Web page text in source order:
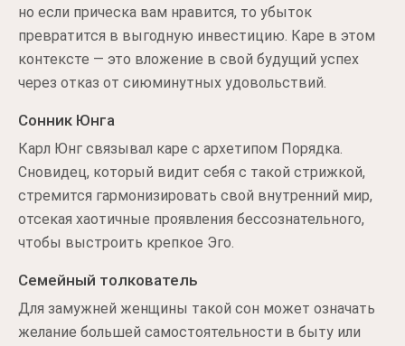
но если прическа вам нравится, то убыток
превратится в выгодную инвестицию. Каре в этом
контексте — это вложение в свой будущий успех
через отказ от сиюминутных удовольствий.
Сонник Юнга
Карл Юнг связывал каре с архетипом Порядка.
Сновидец, который видит себя с такой стрижкой,
стремится гармонизировать свой внутренний мир,
отсекая хаотичные проявления бессознательного,
чтобы выстроить крепкое Эго.
Семейный толкователь
Для замужней женщины такой сон может означать
желание большей самостоятельности в быту или